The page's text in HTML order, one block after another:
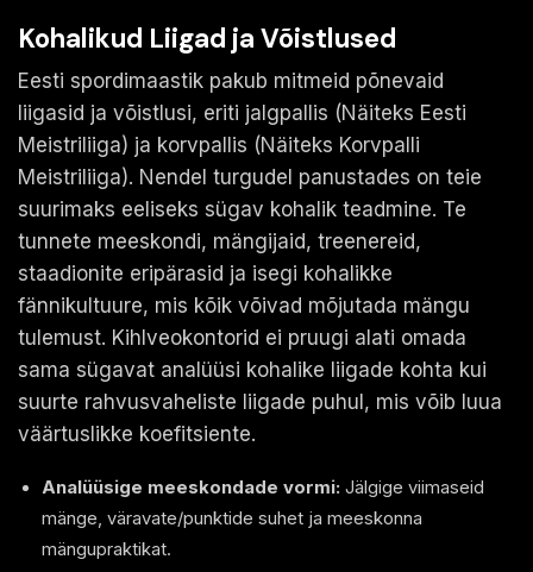
Kohalikud Liigad ja Võistlused
Eesti spordimaastik pakub mitmeid põnevaid
liigasid ja võistlusi, eriti jalgpallis (Näiteks Eesti
Meistriliiga) ja korvpallis (Näiteks Korvpalli
Meistriliiga). Nendel turgudel panustades on teie
suurimaks eeliseks sügav kohalik teadmine. Te
tunnete meeskondi, mängijaid, treenereid,
staadionite eripärasid ja isegi kohalikke
fännikultuure, mis kõik võivad mõjutada mängu
tulemust. Kihlveokontorid ei pruugi alati omada
sama sügavat analüüsi kohalike liigade kohta kui
suurte rahvusvaheliste liigade puhul, mis võib luua
väärtuslikke koefitsiente.
Analüüsige meeskondade vormi: Jälgige viimaseid
mänge, väravate/punktide suhet ja meeskonna
mängupraktikat.